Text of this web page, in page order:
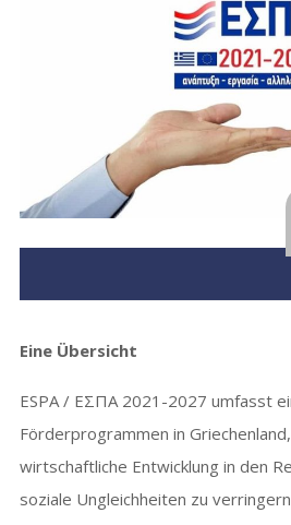
Eine Übersicht
ESPA / ΕΣΠΑ 2021-2027 umfasst
Förderprogrammen in
wirtschaftliche Entwicklung in den
soziale Ungleichheiten zu